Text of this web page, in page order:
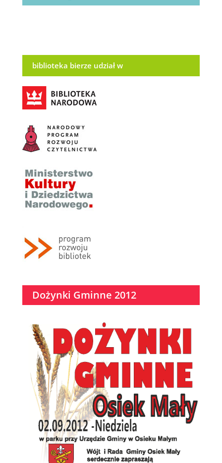
biblioteka bierze udział w
Dożynki Gminne 2012